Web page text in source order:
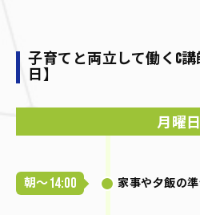
子育てと両立して働くC
日】
月曜日
朝～ 14:00 家事や夕飯の